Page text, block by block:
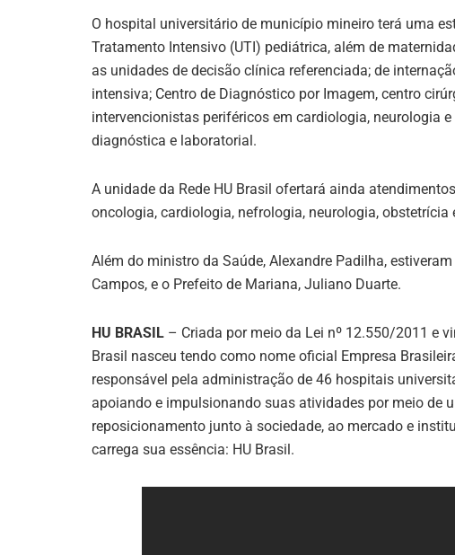
O hospital universitário de município mineiro terá uma
Tratamento Intensivo (UTI) pediátrica, além de
as unidades de decisão clínica referenciada; de
intensiva; Centro de Diagnóstico por Imagem, centro
intervencionistas periféricos em cardiologia, neurologia
diagnóstica e laboratorial.
A unidade da Rede HU Brasil ofertará ainda
oncologia, cardiologia, nefrologia, neurologia, obstetrícia
Além do ministro da Saúde, Alexandre Padilha,
Campos, e o Prefeito de Mariana, Juliano Duarte.
HU BRASIL – Criada por meio da Lei nº 12.550/2011 e
Brasil nasceu tendo como nome oficial Empresa
responsável pela administração de 46 hospitais
apoiando e impulsionando suas atividades por meio de
reposicionamento junto à sociedade, ao mercado e
carrega sua essência: HU Brasil.